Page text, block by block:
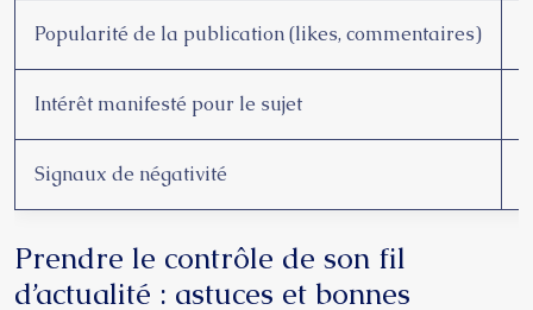
Popularité de la publication (likes, commentaires)
Intérêt manifesté pour le sujet
Signaux de négativité
Prendre le contrôle de son fil
d’actualité : astuces et bonnes